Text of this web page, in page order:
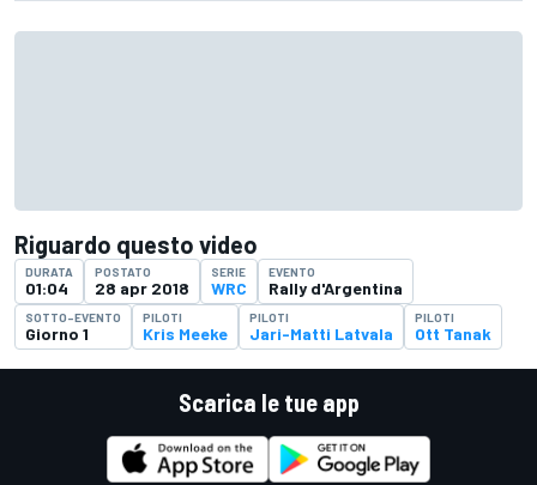
Riguardo questo video
DURATA
01:04
POSTATO
28 apr 2018
SERIE
WRC
EVENTO
Rally d'Argentina
SOTTO-EVENTO
Giorno 1
PILOTI
Kris Meeke
PILOTI
Jari-Matti Latvala
PILOTI
Ott Tanak
Scarica le tue app